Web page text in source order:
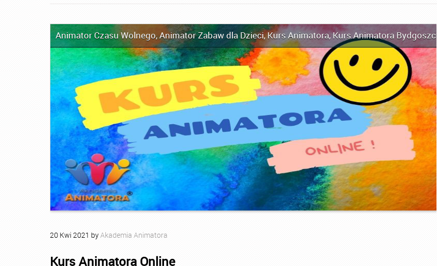
Animator Czasu Wolnego,Animator Zabaw dla Dzieci,Kurs Animatora,Kurs Animatora Bydgoszcz
20 Kwi 2021 byAkademia Animatora
Kurs Animatora Online